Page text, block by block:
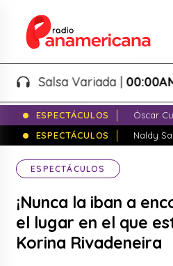
Salsa Variada |00:00AM -
ESPECTÁCULOS
Óscar
ESPECTÁCULOS
Naldy
ESPECTÁCULOS
¡Nunca la iban a
el lugar en el que
Korina Rivadeneira